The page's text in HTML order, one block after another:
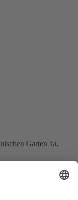
Garten 1a,